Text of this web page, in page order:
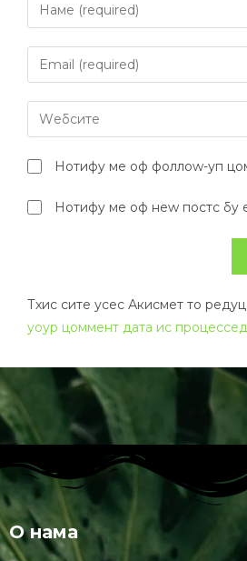
Нотифy ме оф фоллоw-уп
Нотифy ме оф неw постс бy
Тхис сите усес Акисмет то
yоур цоммент дата ис
О нама